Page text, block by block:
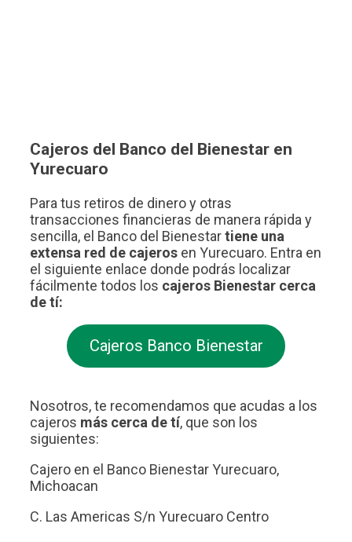
Cajeros del Banco del Bienestar en
Yurecuaro
Para tus retiros de dinero y otras
transacciones financieras de manera rápida y
sencilla, el Banco del Bienestartiene una
extensa red de cajeros en Yurecuaro. Entra en
el siguiente enlace donde podrás localizar
fácilmente todos los cajeros Bienestar cerca
de tí:
Cajeros Banco Bienestar
Nosotros, te recomendamos que acudas a los
cajeros más cerca de tí, que son los
siguientes:
Cajero en el Banco Bienestar Yurecuaro,
Michoacan
C. Las Americas S/n Yurecuaro Centro